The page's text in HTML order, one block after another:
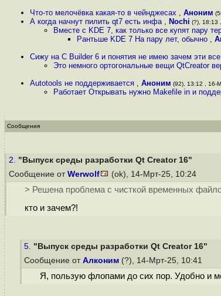
Что-то мелочёвка какая-то в чейнджесах , Аноним
А когда начнут пилить qt7 есть инфа , Nochi (?), 18:13
Вместе с KDE 7, как только все купят пару
Рантьше KDE 7 На пару лет, обычно ,
Сижу на C Builder 6 и понятия не имею зачем эти
Это немного ортогональные вещи QtCreator
Autotools не поддерживается , Аноним (92), 13:12 , 16-
Работает Открывать нужно Makefile in и
Сообщения
2. "Выпуск среды разработки Qt Creator 16"
Сообщение от Werwolf (ok), 14-Мрт-25, 10:24
> Решена проблема с чисткой временных
кто и зачем?!
5. "Выпуск среды разработки Qt Creator 16"
Сообщение от Алконим (?), 14-Мрт-25, 10:41
Я, пользую флопами до сих пор. Удобно и